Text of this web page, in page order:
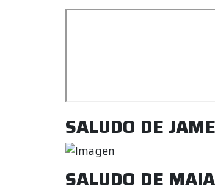
SALUDO DE
SALUDO DE